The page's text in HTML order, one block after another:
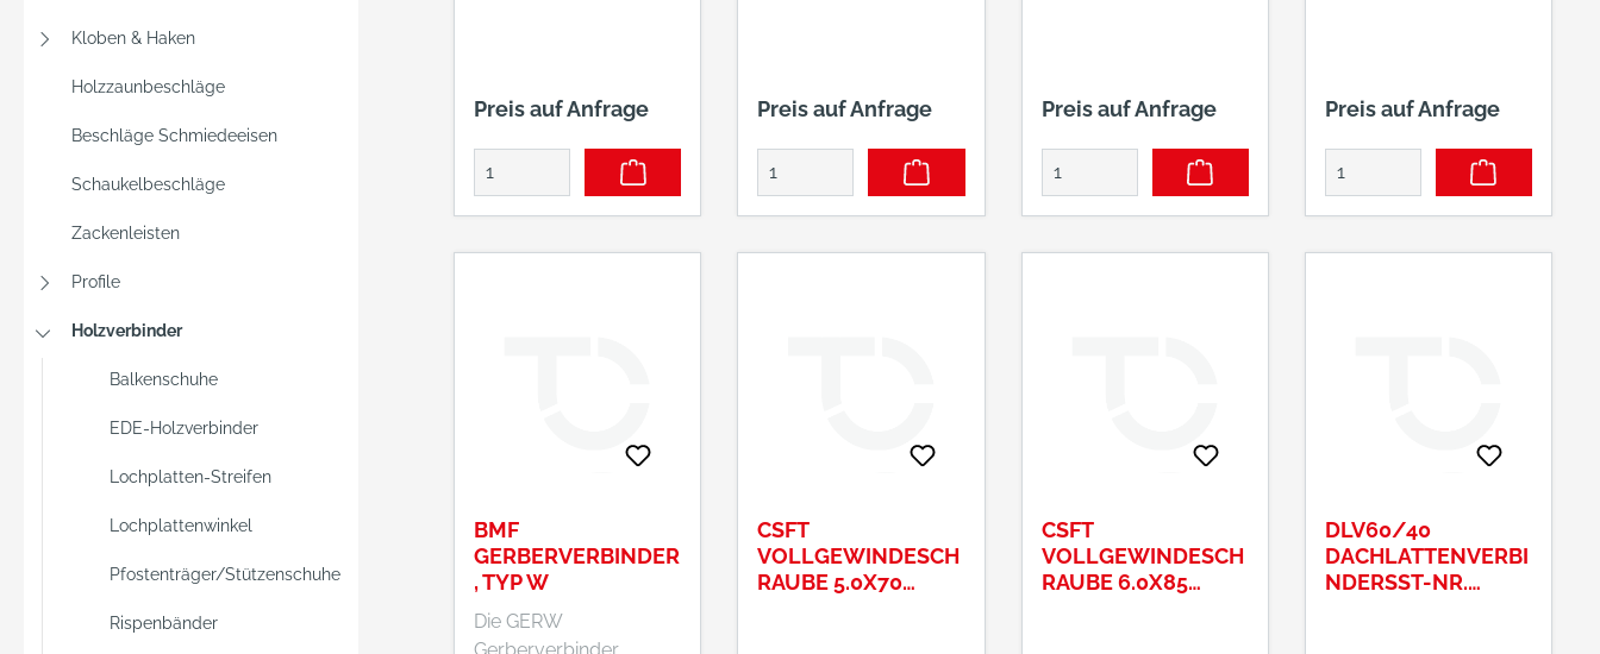
Kloben & Haken
Holzzaunbeschläge
Beschläge Schmiedeeisen
Schaukelbeschläge
Zackenleisten
Profile
Holzverbinder
Balkenschuhe
EDE-Holzverbinder
Lochplatten-Streifen
Lochplattenwinkel
Pfostenträger/Stützenschuhe
Rispenbänder
Preis auf Anfrage Preis auf Anfrage Preis auf Anfrage Preis auf Anfrage
BMF
GERBERVERBINDER
, TYP W
Die GERW
CSFT
VOLLGEWINDESCH
RAUBE 5.0X70
CSFT
VOLLGEWINDESCH
RAUBE 6.0X85
DLV60/40
DACHLATTENVERBI
NDERSST-NR.